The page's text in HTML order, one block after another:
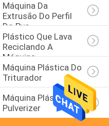
Máquina Da
Extrusão Do Perfil
Do Pvc
Plástico Que Lava
Reciclando A
Máquina
Máquina Plástica Do
Triturador
Máquina Plástica Do
Pulverizer